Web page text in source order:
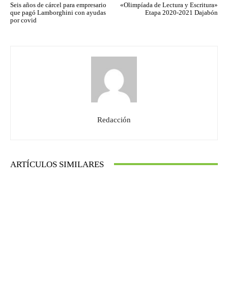
Seis años de cárcel para empresario
que pagó Lamborghini con ayudas
por covid
«Olimpíada de Lectura y Escritura»
Etapa 2020-2021 Dajabón
Redacción
ARTÍCULOS SIMILARES